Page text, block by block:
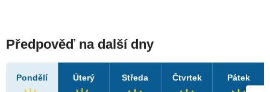
Předpověď na další dny
Pondělí Úterý Středa Čtvrtek Pátek